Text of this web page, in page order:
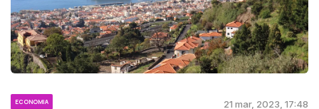
ECONOMIA 21 mar, 2023, 17:48